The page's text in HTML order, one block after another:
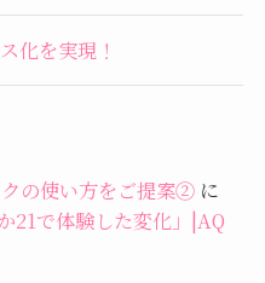
化を実現！
の使い方をご提案②に
21で体験した変化」|AQ